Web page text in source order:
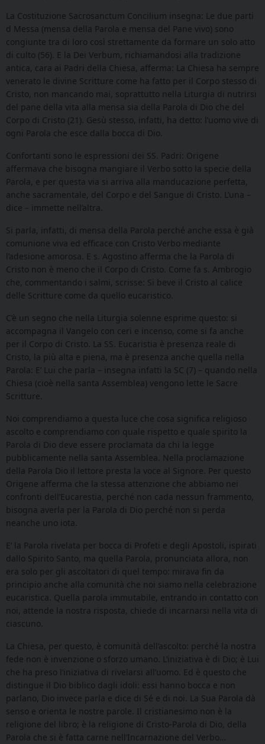
La Costituzione Sacrosanctum Concilium insegna: Le due parti
d Messa (mensa della Parola e mensa del Pane vivo) sono
congiunte tra di loro così strettamente da formare un solo atto
di culto (56). E la Dei Verbum, richiamandosi alla tradizione
antica, cara ai Padri della Chiesa, afferma: La Chiesa ha sempre
venerato le divine Scritture come ha fatto per il Corpo stesso di
Cristo, non mancando mai, soprattutto nella Liturgia di nutrirsi
del pane della vita alla mensa sia della Parola di Dio che del
Corpo di Cristo (21). Gesù stesso, infatti, ha detto: l’uomo vive di
ogni Parola che esce dalla bocca di Dio.
Confortanti sono le espressioni dei SS. Padri: Origene
affermava che bisogna mangiare il Verbo sotto la specie della
Parola, e per questa via si arriva alla manducazione perfetta,
anche sacramentale, del Corpo e del Sangue di Cristo. L’una –
dice – immette nell’altra.
Si parla, infatti, di mensa della Parola perché anche essa è già
comunione viva ed efficace con Cristo Verbo mediante
l’adesione amorosa. E s. Agostino afferma che la Parola di
Cristo non è meno che il Corpo di Cristo. Come fa s. Ambrogio
che, commentando i salmi, scrisse: Si beve il Cristo al calice
delle Scritture come da quello eucaristico.
C’è un segno che nella Liturgia solenne esprime questo: si
accompagna il Vangelo con ceri e incenso, come si fa anche
per il Corpo di Cristo. La SS. Eucaristia è presenza reale di
Cristo, la più alta e piena, ma è presenza anche quella nella
Parola: E’ Lui che parla – insegna infatti la SC (7) – quando nella
Chiesa (cioè nella santa Assemblea) vengono lette le Sacre
Scritture.
Noi comprendiamo a questa luce che cosa significa religioso
ascolto e comprendiamo con quale rispetto e quale spirito la
Parola di Dio deve essere proclamata da chi la legge
pubblicamente nella santa Assemblea. Nella proclamazione
della Parola Dio il lettore presta la voce al Signore. Per questo
Origene afferma che la stessa attenzione che abbiamo nei
confronti dell’Eucarestia, perché non cada nessun frammento,
bisogna averla per la Parola di Dio perché non si perda
neanche uno iota.
E’ la Parola rivelata per bocca di Profeti e degli Apostoli, ispirati
dallo Spirito Santo, ma quella Parola, pronunciata allora, non
era solo per gli ascoltatori di quel tempo: mirava fin da
principio anche alla comunità che noi siamo nella celebrazione
eucaristica. Quella parola immutabile, entrando in contatto con
noi, attende la nostra risposta, chiede di incarnarsi nella vita di
ciascuno.
La Chiesa, per questo, è comunità dell’ascolto: perché la nostra
fede non è invenzione o sforzo umano. L’iniziativa è di Dio; è Lui
che ha preso l’iniziativa di rivelarsi all’uomo. Ed è questo che
distingue il Dio biblico dagli idoli: essi hanno bocca e non
parlano, Dio invece parla e dice di Sé e di noi. La Sua Parola dà
senso e orienta le nostre parole. Il cristianesimo non è la
religione del libro; è la religione di Cristo-Parola di Dio, della
Parola che si è fatta carne nell’Incarnazione del Verbo…